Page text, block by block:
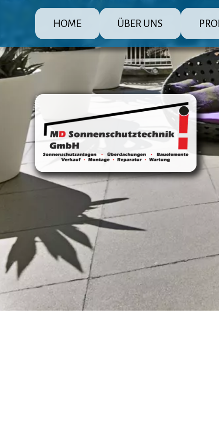
HOME ÜBER UNS
MD Sonnenschutz Rolladenbau
Die große